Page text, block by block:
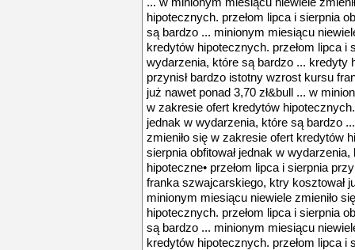
hipotecznych. przełom lipca i sierpnia
są bardzo ... minionym miesiącu
kredytów hipotecznych. przełom lipca i
wydarzenia, które są bardzo ... kredyty
przynisł bardzo istotny wzrost kursu
już nawet ponad 3,70 zł&bull ... w
w zakresie ofert kredytów
jednak w wydarzenia, które są bardzo
zmieniło się w zakresie ofert kredytów
sierpnia obfitował jednak w
hipoteczne• przełom lipca i sierpnia
franka szwajcarskiego, ktry kosztował
minionym miesiącu niewiele zmieniło
hipotecznych. przełom lipca i sierpnia
są bardzo ... minionym miesiącu
kredytów hipotecznych. przełom lipca i